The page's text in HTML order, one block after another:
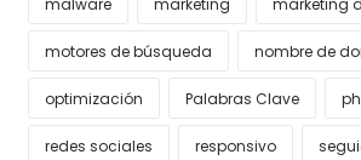
malware marketing marketing
motores de búsqueda nombre de
optimización Palabras Clave
redes sociales responsivo